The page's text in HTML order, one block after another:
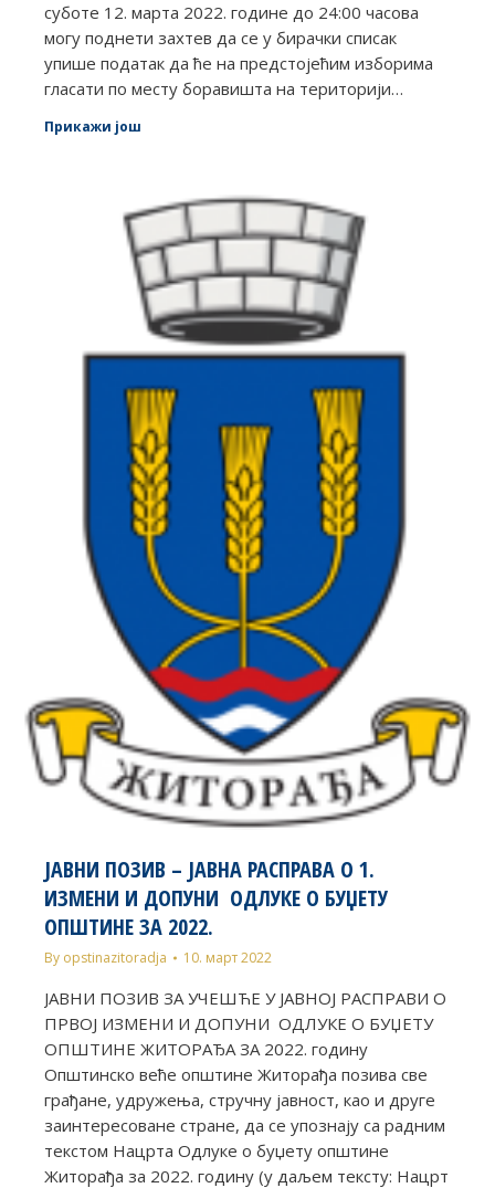
суботе 12. марта 2022. године до 24:00 часова
могу поднети захтев да се у бирачки списак
упише податак да ће на предстојећим изборима
гласати по месту боравишта на територији…
Прикажи још
ЈАВНИ ПОЗИВ – ЈАВНА РАСПРАВА О 1.
ИЗМЕНИ И ДОПУНИ ОДЛУКЕ О БУЏЕТУ
ОПШТИНЕ ЗА 2022.
By opstinazitoradja 10. март 2022
ЈАВНИ ПОЗИВ ЗА УЧЕШЋЕ У ЈАВНОЈ РАСПРАВИ О
ПРВОЈ ИЗМЕНИ И ДОПУНИ ОДЛУКЕ О БУЏЕТУ
ОПШТИНЕ ЖИТОРАЂА ЗА 2022. годину
Општинско веће општине Житорађа позива све
грађане, удружења, стручну јавност, као и друге
заинтересоване стране, да се упознају са радним
текстом Нацрта Одлуке о буџету општине
Житорађа за 2022. годину (у даљем тексту: Нацрт